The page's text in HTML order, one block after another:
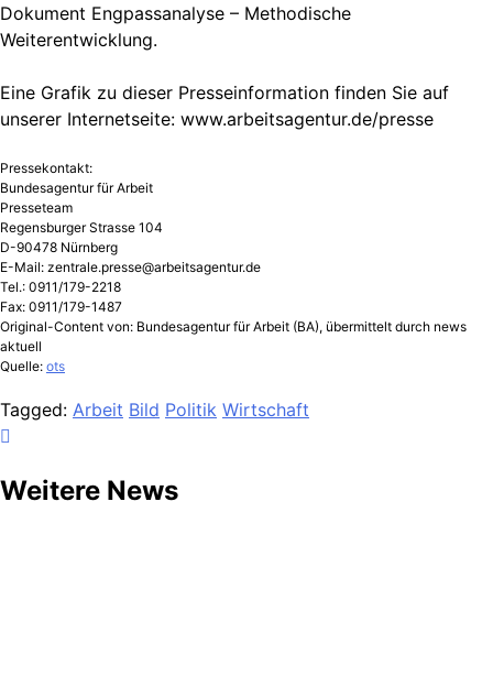
Dokument Engpassanalyse – Methodische
Weiterentwicklung.
Eine Grafik zu dieser Presseinformation finden Sie auf
unserer Internetseite: www.arbeitsagentur.de/presse
Pressekontakt:
Bundesagentur für Arbeit
Presseteam
Regensburger Strasse 104
D-90478 Nürnberg
E-Mail: zentrale.presse@arbeitsagentur.de
Tel.: 0911/179-2218
Fax: 0911/179-1487
Original-Content von: Bundesagentur für Arbeit (BA), übermittelt durch news
aktuell
Quelle: ots
Tagged: Arbeit Bild Politik Wirtschaft
Weitere News